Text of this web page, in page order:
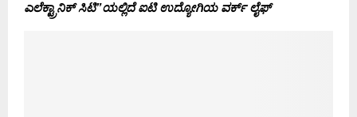
ಎಲೆಕ್ಟ್ರಾನಿಕ್ ಸಿಟಿ”ಯಲ್ಲಿದೆ ಐಟಿ ಉದ್ಯೋಗಿಯ ವರ್ಕ್ ಲೈಫ್